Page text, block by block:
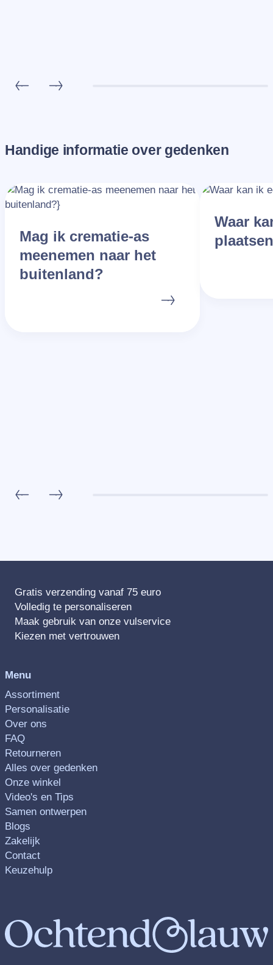
Handige informatie over gedenken
Mag ik crematie-as
meenemen naar het
buitenland?
Waar
Gratis verzending vanaf 75 euro
Volledig te personaliseren
Maak gebruik van onze vulservice
Kiezen met vertrouwen
Menu
Assortiment
Personalisatie
Over ons
FAQ
Retourneren
Alles over gedenken
Onze winkel
Video's en Tips
Samen ontwerpen
Blogs
Zakelijk
Contact
Keuzehulp